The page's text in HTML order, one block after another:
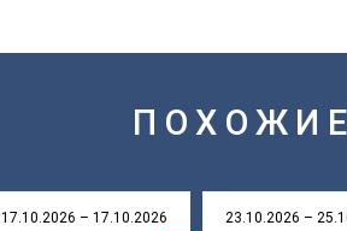
17.10.2026 – 17.10.2026
23.10.2026 –